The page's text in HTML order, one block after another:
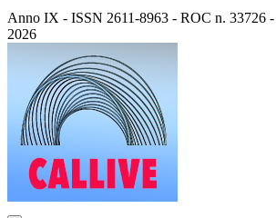
Anno IX - ISSN 2611-8963 - ROC n. 33726 -
2026